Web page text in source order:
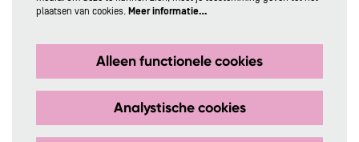
plaatsen van cookies. Meer informatie…
Alleen functionele cookies
Analystische cookies